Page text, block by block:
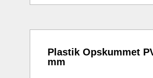
Plastik Opskummet
mm